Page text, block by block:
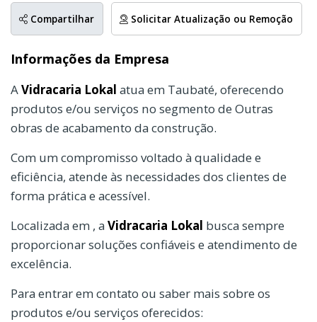
Compartilhar Solicitar Atualização ou Remoção
Informações da Empresa
A Vidracaria Lokal atua em Taubaté, oferecendo
produtos e/ou serviços no segmento de Outras
obras de acabamento da construção.
Com um compromisso voltado à qualidade e
eficiência, atende às necessidades dos clientes de
forma prática e acessível.
Localizada em , a Vidracaria Lokal busca sempre
proporcionar soluções confiáveis e atendimento de
excelência.
Para entrar em contato ou saber mais sobre os
produtos e/ou serviços oferecidos: